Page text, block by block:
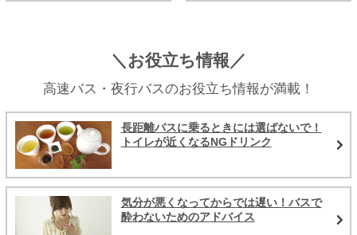
＼お役立ち情報／
高速バス・夜行バスのお役立ち情報が満載！
長距離バスに乗るときには選ばないで！
トイレが近くなるNGドリンク
気分が悪くなってからでは遅い！バスで
酔わないためのアドバイス